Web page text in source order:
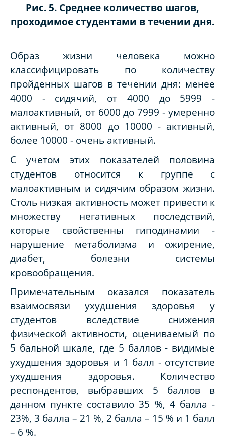
Рис. 5. Среднее количество шагов,
проходимое студентами в течении дня.
Образ жизни человека можно
классифицировать по количеству
пройденных шагов в течении дня: менее
4000 - сидячий, от 4000 до 5999 -
малоактивный, от 6000 до 7999 - умеренно
активный, от 8000 до 10000 - активный,
более 10000 - очень активный.
С учетом этих показателей половина
студентов относится к группе с
малоактивным и сидячим образом жизни.
Столь низкая активность может привести к
множеству негативных последствий,
которые свойственны гиподинамии -
нарушение метаболизма и ожирение,
диабет, болезни системы
кровообращения.
Примечательным оказался показатель
взаимосвязи ухудшения здоровья у
студентов вследствие снижения
физической активности, оцениваемый по
5 бальной шкале, где 5 баллов - видимые
ухудшения здоровья и 1 балл - отсутствие
ухудшения здоровья. Количество
респондентов, выбравших 5 баллов в
данном пункте составило 35 %, 4 балла -
23%, 3 балла – 21 %, 2 балла – 15 % и 1 балл
– 6 %.